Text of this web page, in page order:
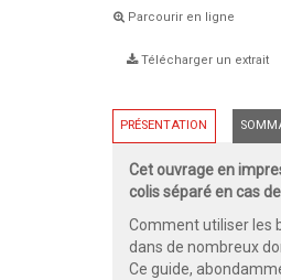
Parcourir en ligne
Télécharger un extrait
PRÉSENTATION
Cet ouvrage en
colis séparé en cas
Comment utiliser les
dans de nombreux
Ce guide,